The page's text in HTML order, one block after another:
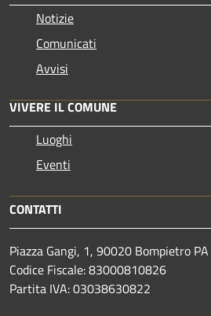
Notizie
Comunicati
Avvisi
VIVERE IL COMUNE
Luoghi
Eventi
CONTATTI
Piazza Gangi, 1, 90020 Bompietro PA
Codice Fiscale: 83000810826
Partita IVA: 03038630822